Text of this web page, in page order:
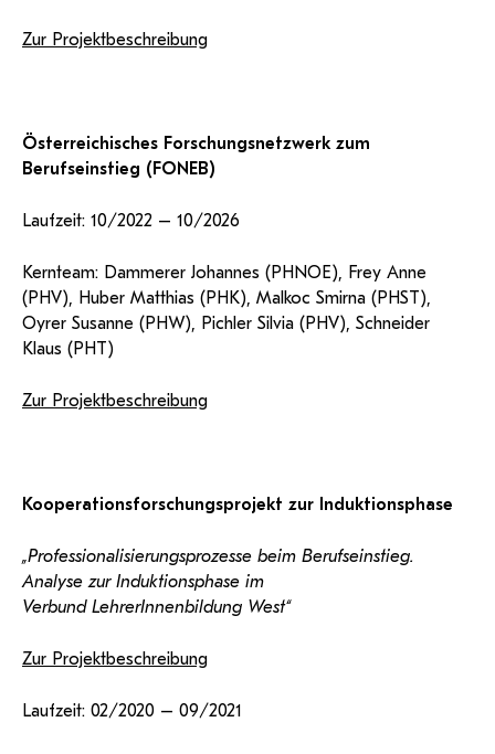
Zur Projektbeschreibung
Österreichisches Forschungsnetzwerk zum
Berufseinstieg (FONEB)
Laufzeit: 10/2022 – 10/2026
Kernteam: Dammerer Johannes (PHNOE), Frey Anne
(PHV), Huber Matthias (PHK), Malkoc Smirna (PHST),
Oyrer Susanne (PHW), Pichler Silvia (PHV), Schneider
Klaus (PHT)
Zur Projektbeschreibung
Kooperationsforschungsprojekt zur Induktionsphase
„Professionalisierungsprozesse beim Berufseinstieg.
Analyse zur Induktionsphase im
Verbund LehrerInnenbildung West“
Zur Projektbeschreibung
Laufzeit: 02/2020 – 09/2021